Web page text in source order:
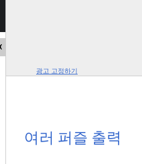
광고 고정하기
여러 퍼즐 출력